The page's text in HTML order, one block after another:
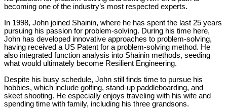
becoming one of the industry’s most respected experts.
In 1998, John joined Shainin, where he has spent the last 25 years
pursuing his passion for problem-solving. During his time here,
John has developed innovative approaches to problem-solving,
having received a US Patent for a problem-solving method. He
also integrated function analysis into Shainin methods, seeding
what would ultimately become Resilient Engineering.
Despite his busy schedule, John still finds time to pursue his
hobbies, which include golfing, stand-up paddleboarding, and
skeet shooting. He especially enjoys traveling with his wife and
spending time with family, including his three grandsons.